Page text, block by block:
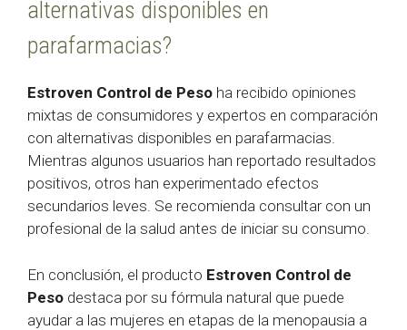
alternativas disponibles en
parafarmacias?
Estroven Control de Peso ha recibido opiniones
mixtas de consumidores y expertos en comparación
con alternativas disponibles en parafarmacias.
Mientras algunos usuarios han reportado resultados
positivos, otros han experimentado efectos
secundarios leves. Se recomienda consultar con un
profesional de la salud antes de iniciar su consumo.
En conclusión, el producto Estroven Control de
Peso destaca por su fórmula natural que puede
ayudar a las mujeres en etapas de la menopausia a